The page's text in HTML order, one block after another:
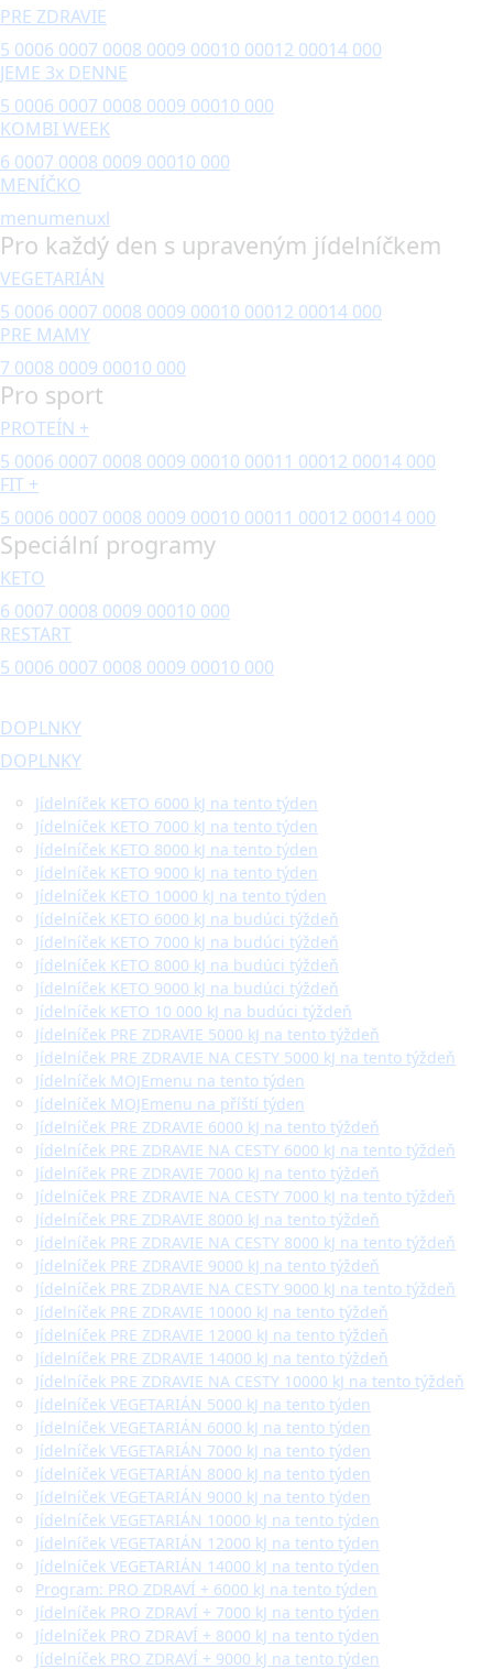
PRE ZDRAVIE
5 0006 0007 0008 0009 00010 00012 00014 000
JEME 3x DENNE
5 0006 0007 0008 0009 00010 000
KOMBI WEEK
6 0007 0008 0009 00010 000
MENÍČKO
menumenuxl
Pro každý den s upraveným jídelníčkem
VEGETARIÁN
5 0006 0007 0008 0009 00010 00012 00014 000
PRE MAMY
7 0008 0009 00010 000
Pro sport
PROTEÍN +
5 0006 0007 0008 0009 00010 00011 00012 00014 000
FIT +
5 0006 0007 0008 0009 00010 00011 00012 00014 000
Speciální programy
KETO
6 0007 0008 0009 00010 000
RESTART
5 0006 0007 0008 0009 00010 000
DOPLNKY
DOPLNKY
Jídelníček KETO 6000 kJ na tento týden
Jídelníček KETO 7000 kJ na tento týden
Jídelníček KETO 8000 kJ na tento týden
Jídelníček KETO 9000 kJ na tento týden
Jídelníček KETO 10000 kJ na tento týden
Jídelníček KETO 6000 kJ na budúci týždeň
Jídelníček KETO 7000 kJ na budúci týždeň
Jídelníček KETO 8000 kJ na budúci týždeň
Jídelníček KETO 9000 kJ na budúci týždeň
Jídelníček KETO 10 000 kJ na budúci týždeň
Jídelníček PRE ZDRAVIE 5000 kJ na tento týždeň
Jídelníček PRE ZDRAVIE NA CESTY 5000 kJ na tento týždeň
Jídelníček MOJEmenu na tento týden
Jídelníček MOJEmenu na příští týden
Jídelníček PRE ZDRAVIE 6000 kJ na tento týždeň
Jídelníček PRE ZDRAVIE NA CESTY 6000 kJ na tento týždeň
Jídelníček PRE ZDRAVIE 7000 kJ na tento týždeň
Jídelníček PRE ZDRAVIE NA CESTY 7000 kJ na tento týždeň
Jídelníček PRE ZDRAVIE 8000 kJ na tento týždeň
Jídelníček PRE ZDRAVIE NA CESTY 8000 kJ na tento týždeň
Jídelníček PRE ZDRAVIE 9000 kJ na tento týždeň
Jídelníček PRE ZDRAVIE NA CESTY 9000 kJ na tento týždeň
Jídelníček PRE ZDRAVIE 10000 kJ na tento týždeň
Jídelníček PRE ZDRAVIE 12000 kJ na tento týždeň
Jídelníček PRE ZDRAVIE 14000 kJ na tento týždeň
Jídelníček PRE ZDRAVIE NA CESTY 10000 kJ na tento týždeň
Jídelníček VEGETARIÁN 5000 kJ na tento týden
Jídelníček VEGETARIÁN 6000 kJ na tento týden
Jídelníček VEGETARIÁN 7000 kJ na tento týden
Jídelníček VEGETARIÁN 8000 kJ na tento týden
Jídelníček VEGETARIÁN 9000 kJ na tento týden
Jídelníček VEGETARIÁN 10000 kJ na tento týden
Jídelníček VEGETARIÁN 12000 kJ na tento týden
Jídelníček VEGETARIÁN 14000 kJ na tento týden
Program: PRO ZDRAVÍ + 6000 kJ na tento týden
Jídelníček PRO ZDRAVÍ + 7000 kJ na tento týden
Jídelníček PRO ZDRAVÍ + 8000 kJ na tento týden
Jídelníček PRO ZDRAVÍ + 9000 kJ na tento týden